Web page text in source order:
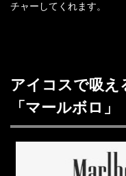
チャーしてくれます。
アイコスで吸え
「マールボロ」